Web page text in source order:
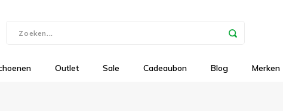
Outlet Sale Cadeaubon Blog Merken